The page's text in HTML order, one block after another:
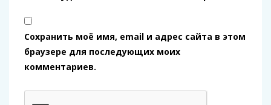
Сохранить моё имя, email и адрес сайта в этом
браузере для последующих моих
комментариев.